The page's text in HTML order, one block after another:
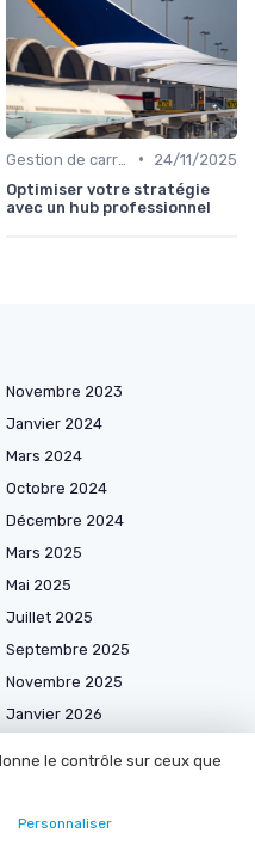
•
24/11/2025
Optimiser votre stratégie
avec un hub professionnel
Novembre 2023
Janvier 2024
Mars 2024
Octobre 2024
Décembre 2024
Mars 2025
Mai 2025
Juillet 2025
Septembre 2025
Novembre 2025
Janvier 2026
le contrôle sur ceux que
Personnaliser